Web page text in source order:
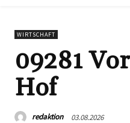
WIRTSCHAFT
09281
Hof
redaktion 03.08.2026